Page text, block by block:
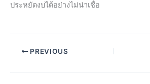
ประหยัดงบได้อย่างไม่น่าเชื่อ
PREVIOUS